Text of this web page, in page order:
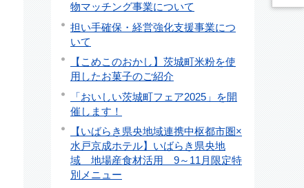
物マッチング事業について
担い手確保・経営強化支援事業につ
いて
【こめこのおかし】茨城町米粉を使
用したお菓子のご紹介
「おいしい茨城町フェア2025」を開
催します！
【いばらき県央地域連携中枢都市圏×
水戸京成ホテル】いばらき県央地
域 地場産食材活用 9～11月限定特
別メニュー